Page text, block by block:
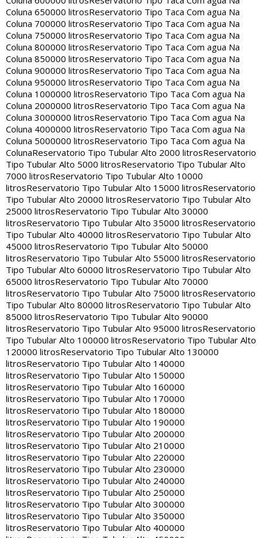
Coluna 650000 litrosReservatorio Tipo Taca Com agua Na
Coluna 700000 litrosReservatorio Tipo Taca Com agua Na
Coluna 750000 litrosReservatorio Tipo Taca Com agua Na
Coluna 800000 litrosReservatorio Tipo Taca Com agua Na
Coluna 850000 litrosReservatorio Tipo Taca Com agua Na
Coluna 900000 litrosReservatorio Tipo Taca Com agua Na
Coluna 950000 litrosReservatorio Tipo Taca Com agua Na
Coluna 1000000 litrosReservatorio Tipo Taca Com agua Na
Coluna 2000000 litrosReservatorio Tipo Taca Com agua Na
Coluna 3000000 litrosReservatorio Tipo Taca Com agua Na
Coluna 4000000 litrosReservatorio Tipo Taca Com agua Na
Coluna 5000000 litrosReservatorio Tipo Taca Com agua Na
ColunaReservatorio Tipo Tubular Alto 2000 litrosReservatorio
Tipo Tubular Alto 5000 litrosReservatorio Tipo Tubular Alto
7000 litrosReservatorio Tipo Tubular Alto 10000
litrosReservatorio Tipo Tubular Alto 15000 litrosReservatorio
Tipo Tubular Alto 20000 litrosReservatorio Tipo Tubular Alto
25000 litrosReservatorio Tipo Tubular Alto 30000
litrosReservatorio Tipo Tubular Alto 35000 litrosReservatorio
Tipo Tubular Alto 40000 litrosReservatorio Tipo Tubular Alto
45000 litrosReservatorio Tipo Tubular Alto 50000
litrosReservatorio Tipo Tubular Alto 55000 litrosReservatorio
Tipo Tubular Alto 60000 litrosReservatorio Tipo Tubular Alto
65000 litrosReservatorio Tipo Tubular Alto 70000
litrosReservatorio Tipo Tubular Alto 75000 litrosReservatorio
Tipo Tubular Alto 80000 litrosReservatorio Tipo Tubular Alto
85000 litrosReservatorio Tipo Tubular Alto 90000
litrosReservatorio Tipo Tubular Alto 95000 litrosReservatorio
Tipo Tubular Alto 100000 litrosReservatorio Tipo Tubular Alto
120000 litrosReservatorio Tipo Tubular Alto 130000
litrosReservatorio Tipo Tubular Alto 140000
litrosReservatorio Tipo Tubular Alto 150000
litrosReservatorio Tipo Tubular Alto 160000
litrosReservatorio Tipo Tubular Alto 170000
litrosReservatorio Tipo Tubular Alto 180000
litrosReservatorio Tipo Tubular Alto 190000
litrosReservatorio Tipo Tubular Alto 200000
litrosReservatorio Tipo Tubular Alto 210000
litrosReservatorio Tipo Tubular Alto 220000
litrosReservatorio Tipo Tubular Alto 230000
litrosReservatorio Tipo Tubular Alto 240000
litrosReservatorio Tipo Tubular Alto 250000
litrosReservatorio Tipo Tubular Alto 300000
litrosReservatorio Tipo Tubular Alto 350000
litrosReservatorio Tipo Tubular Alto 400000